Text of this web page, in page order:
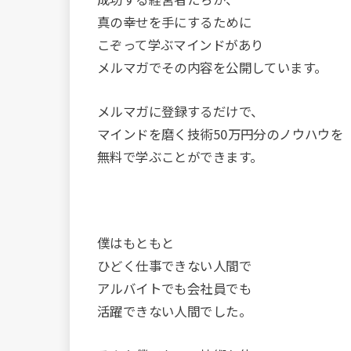
真の幸せを手にするために
こぞって学ぶマインドがあり
メルマガでその内容を公開しています。
メルマガに登録するだけで、
マインドを磨く技術50万円分のノウハウを
無料で学ぶことができます。
僕はもともと
ひどく仕事できない人間で
アルバイトでも会社員でも
活躍できない人間でした。